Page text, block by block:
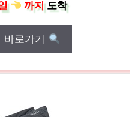
까지도착
바로가기